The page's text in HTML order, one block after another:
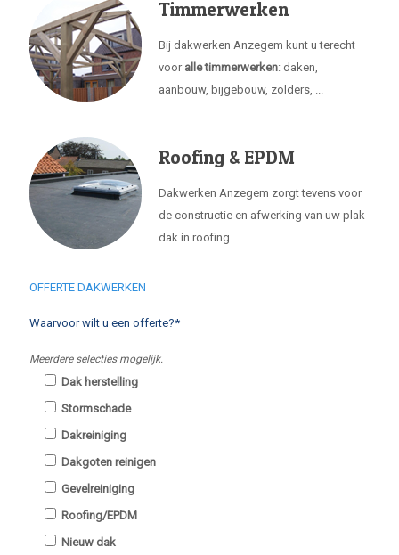
Timmerwerken
Bij dakwerken Anzegem kunt u terecht
voor alle timmerwerken: daken,
aanbouw, bijgebouw, zolders, ...
Roofing & EPDM
Dakwerken Anzegem zorgt tevens voor
de constructie en afwerking van uw plak
dak in roofing.
OFFERTE DAKWERKEN
Waarvoor wilt u een offerte?*
Meerdere selecties mogelijk.
Dak herstelling
Stormschade
Dakreiniging
Dakgoten reinigen
Gevelreiniging
Roofing/EPDM
Nieuw dak